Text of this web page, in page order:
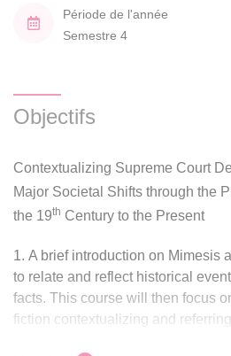
Période de l'année
Semestre 4
Objectifs
Contextualizing Supreme Court
Major Societal Shifts through the
the 19th Century to the Present
A brief introduction on Mimesis
to relate and reflect historical
facts. This course will then focus
fiction contextualizing and